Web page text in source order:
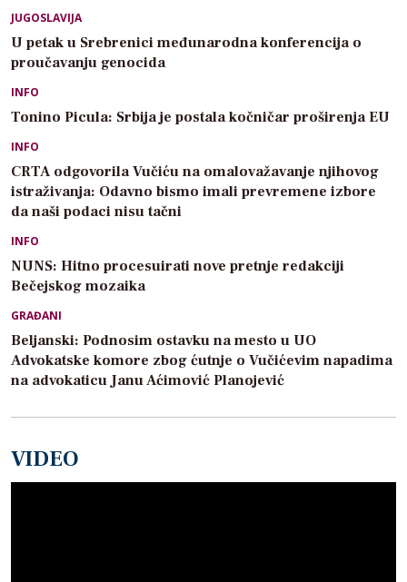
JUGOSLAVIJA
U petak u Srebrenici međunarodna konferencija o
proučavanju genocida
INFO
Tonino Picula: Srbija je postala kočničar proširenja EU
INFO
CRTA odgovorila Vučiću na omalovažavanje njihovog
istraživanja: Odavno bismo imali prevremene izbore
da naši podaci nisu tačni
INFO
NUNS: Hitno procesuirati nove pretnje redakciji
Bečejskog mozaika
GRAĐANI
Beljanski: Podnosim ostavku na mesto u UO
Advokatske komore zbog ćutnje o Vučićevim napadima
na advokaticu Janu Aćimović Planojević
VIDEO